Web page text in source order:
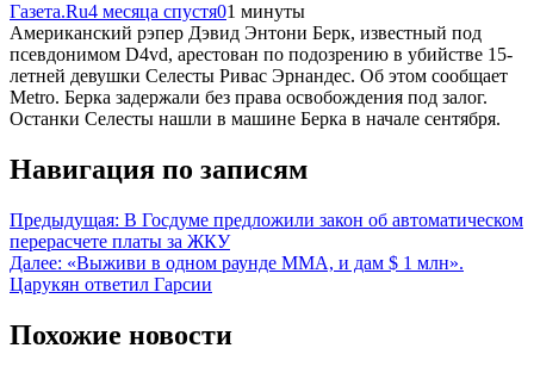
Газета.Ru4 месяца спустя01 минуты
Американский рэпер Дэвид Энтони Берк, известный под
псевдонимом D4vd, арестован по подозрению в убийстве 15-
летней девушки Селесты Ривас Эрнандес. Об этом сообщает
Metro. Берка задержали без права освобождения под залог.
Останки Селесты нашли в машине Берка в начале сентября.
Навигация по записям
Предыдущая: В Госдуме предложили закон об автоматическом
перерасчете платы за ЖКУ
Далее: «Выживи в одном раунде ММА, и дам $ 1 млн».
Царукян ответил Гарсии
Похожие новости